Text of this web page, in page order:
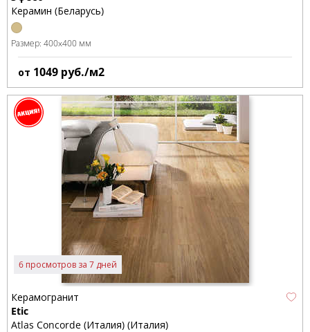
Керамин (Беларусь)
Размер: 400x400 мм
от 1049 руб./м2
6 просмотров за 7 дней
Керамогранит
Etic
Atlas Concorde (Италия) (Италия)